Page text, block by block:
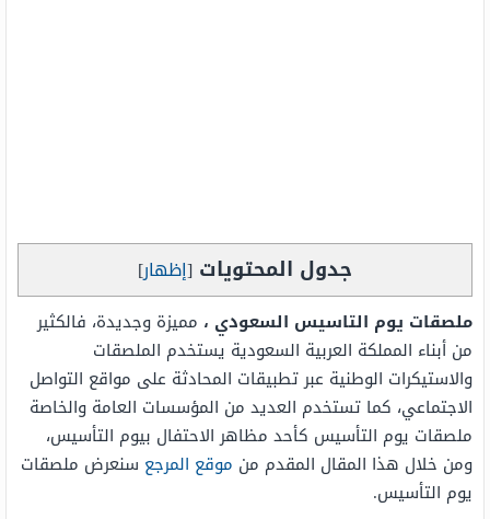
جدول المحتويات [إظهار]
ملصقات يوم التاسيس السعودي ، مميزة وجديدة، فالكثير
من أبناء المملكة العربية السعودية يستخدم الملصقات
والاستيكرات الوطنية عبر تطبيقات المحادثة على مواقع التواصل
الاجتماعي، كما تستخدم العديد من المؤسسات العامة والخاصة
ملصقات يوم التأسيس كأحد مظاهر الاحتفال بيوم التأسيس،
ومن خلال هذا المقال المقدم من موقع المرجع سنعرض ملصقات
يوم التأسيس.